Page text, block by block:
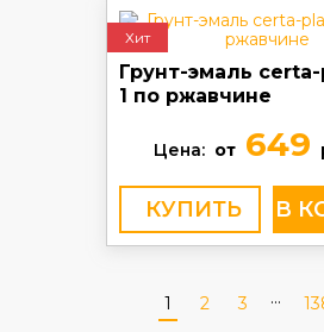
Хит
Грунт-эмаль
1 по ржавчине
Цена: от649
КУПИТЬ
1 2 3 ...